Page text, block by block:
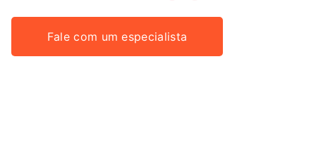
Fale com um especialista